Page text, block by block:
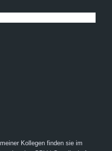
Kollegen finden sie im